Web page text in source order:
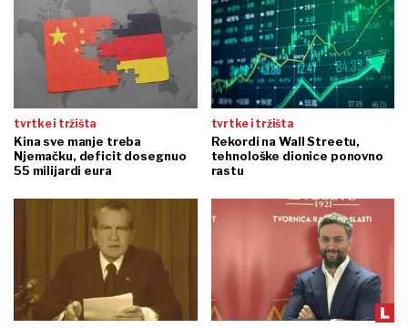
tvrtke i tržišta
Kina sve manje treba
Njemačku, deficit dosegnuo
55 milijardi eura
tvrtke i tržišta
Rekordi na Wall Streetu,
tehnološke dionice ponovno
rastu